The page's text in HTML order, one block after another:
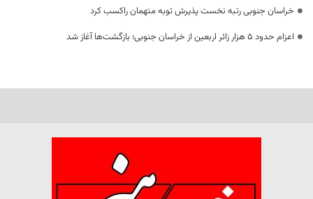
خراسان جنوبی رتبه نخست پذیرش توبه متهمان راکسب کرد
اعزام حدود 5 هزار زائر اربعین از خراسان جنوبی؛ بازگشت‌ها آغاز شد